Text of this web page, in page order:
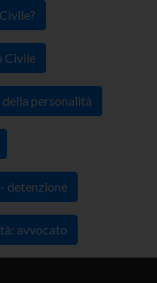
Civile
personalità
detenzione
avvocato